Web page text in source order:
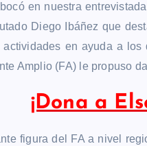
en nuestra
Diego Ibáñez que
en ayuda a
Amplio (FA) le propuso
¡Dona a
figura del FA a nivel